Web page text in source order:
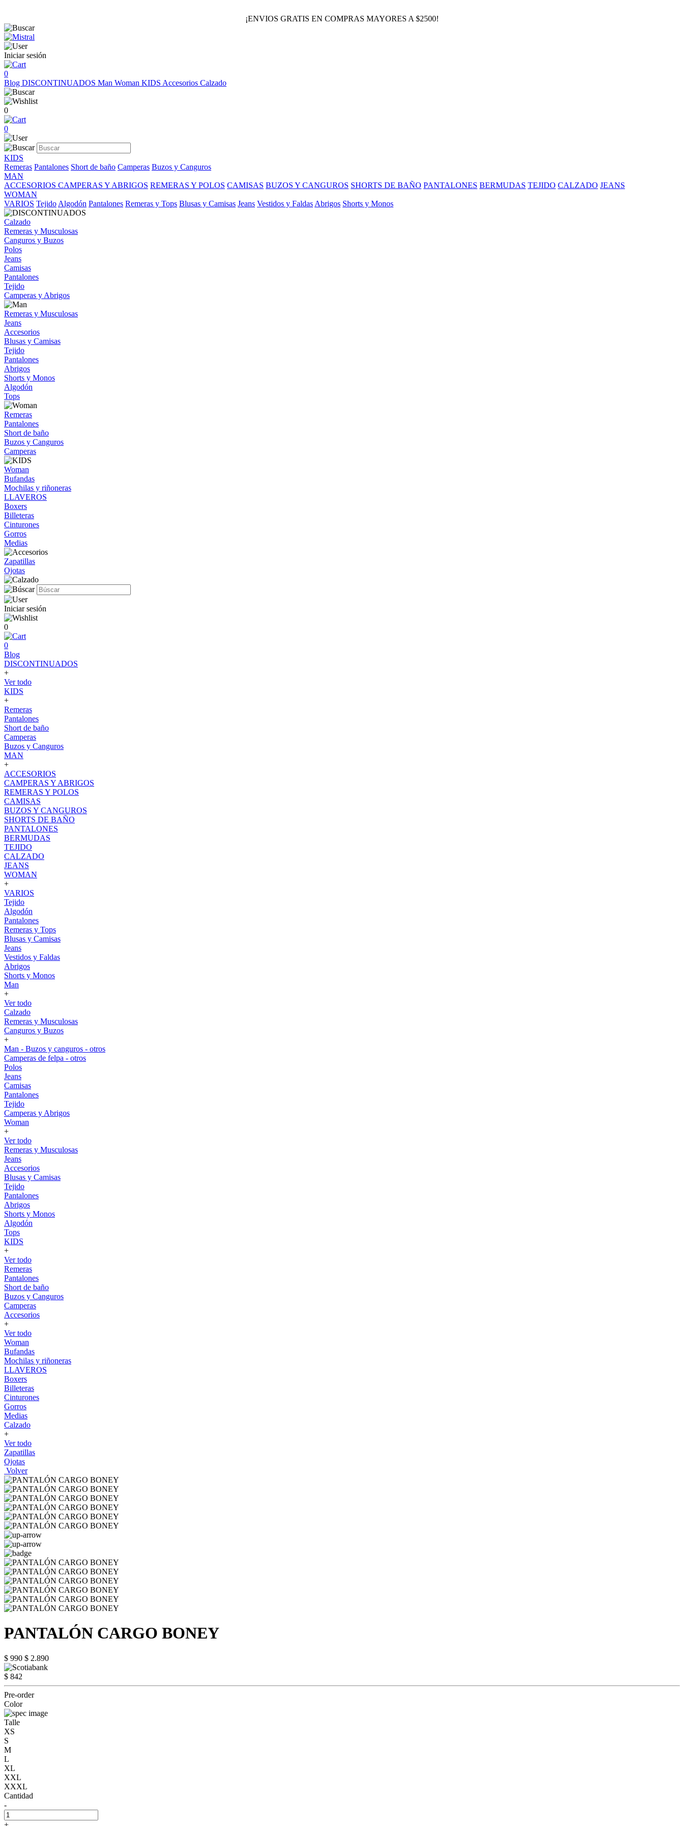
¡ENVIOS GRATIS EN COMPRAS MAYORES A $2500!
Iniciar sesión
0
Blog DISCONTINUADOS Man Woman KIDS Accesorios Calzado
0
0
KIDS
Remeras Pantalones Short de baño Camperas Buzos y Canguros
MAN
ACCESORIOS CAMPERAS Y ABRIGOS REMERAS Y POLOS CAMISAS BUZOS Y CANGUROS SHORTS DE BAÑO PANTALONES BERMUDAS TEJIDO CALZADO JEANS
WOMAN
VARIOS Tejido Algodón Pantalones Remeras y Tops Blusas y Camisas Jeans Vestidos y Faldas Abrigos Shorts y Monos
Calzado
Remeras y Musculosas
Canguros y Buzos
Polos
Jeans
Camisas
Pantalones
Tejido
Camperas y Abrigos
Remeras y Musculosas
Jeans
Accesorios
Blusas y Camisas
Tejido
Pantalones
Abrigos
Shorts y Monos
Algodón
Tops
Remeras
Pantalones
Short de baño
Buzos y Canguros
Camperas
Woman
Bufandas
Mochilas y riñoneras
LLAVEROS
Boxers
Billeteras
Cinturones
Gorros
Medias
Zapatillas
Ojotas
Iniciar sesión
0
0
Blog
DISCONTINUADOS
+
Ver todo
KIDS
+
Remeras
Pantalones
Short de baño
Camperas
Buzos y Canguros
MAN
+
ACCESORIOS
CAMPERAS Y ABRIGOS
REMERAS Y POLOS
CAMISAS
BUZOS Y CANGUROS
SHORTS DE BAÑO
PANTALONES
BERMUDAS
TEJIDO
CALZADO
JEANS
WOMAN
+
VARIOS
Tejido
Algodón
Pantalones
Remeras y Tops
Blusas y Camisas
Jeans
Vestidos y Faldas
Abrigos
Shorts y Monos
Man
+
Ver todo
Calzado
Remeras y Musculosas
Canguros y Buzos
+
Man - Buzos y canguros - otros
Camperas de felpa - otros
Polos
Jeans
Camisas
Pantalones
Tejido
Camperas y Abrigos
Woman
+
Ver todo
Remeras y Musculosas
Jeans
Accesorios
Blusas y Camisas
Tejido
Pantalones
Abrigos
Shorts y Monos
Algodón
Tops
KIDS
+
Ver todo
Remeras
Pantalones
Short de baño
Buzos y Canguros
Camperas
Accesorios
+
Ver todo
Woman
Bufandas
Mochilas y riñoneras
LLAVEROS
Boxers
Billeteras
Cinturones
Gorros
Medias
Calzado
+
Ver todo
Zapatillas
Ojotas
Volver
PANTALÓN CARGO BONEY
$ 990 $ 2.890
$ 842
Pre-order
Color
Talle
XS
S
M
L
XL
XXL
XXXL
Cantidad
-